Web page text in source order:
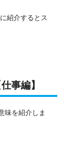
紹介するとス
事編】
味を紹介しま